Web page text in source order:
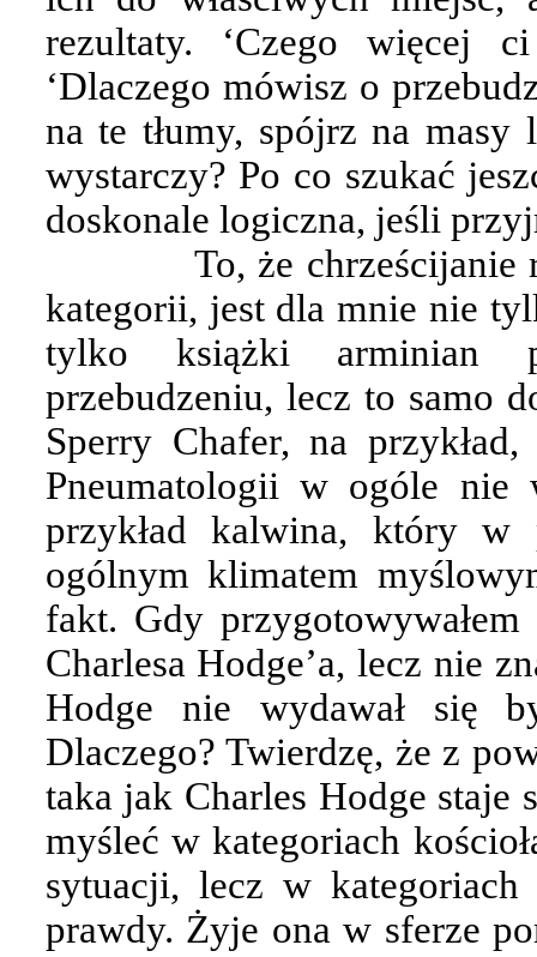
rezultaty. ‘Czego więcej
‘Dlaczego mówisz o
na te tłumy, spójrz na
wystarczy? Po co szukać
doskonale logiczna, jeśli
To, że
kategorii, jest dla mnie nie
tylko książki arminian
przebudzeniu, lecz to samo
Sperry Chafer, na
Pneumatologii w ogóle nie
przykład kalwina, który w
ogólnym klimatem
fakt. Gdy
Charlesa Hodge’a, lecz nie
Hodge nie wydawał się
Dlaczego? Twierdzę, że z
taka jak Charles Hodge staje
myśleć w kategoriach
sytuacji, lecz w
prawdy. Żyje ona w sferze